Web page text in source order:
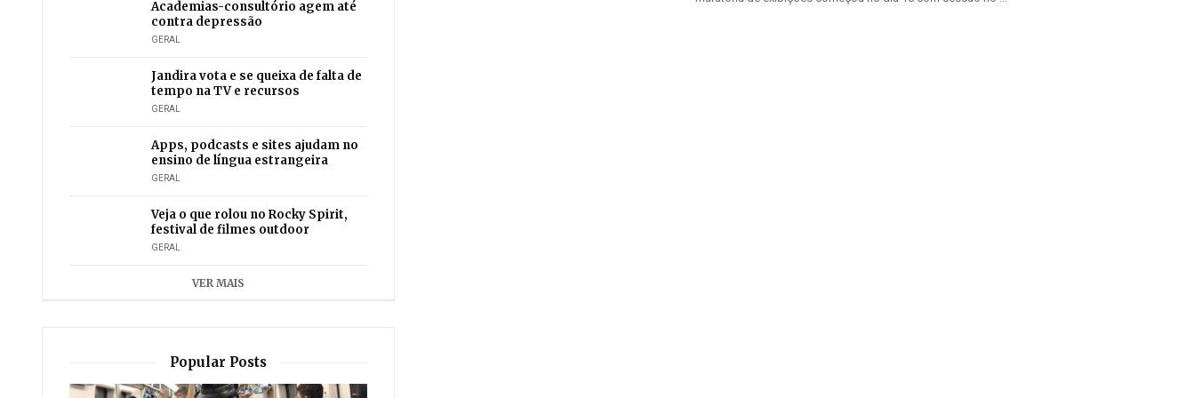
Academias-consultório agem até
contra depressão
GERAL
Jandira vota e se queixa de falta de
tempo na TV e recursos
GERAL
Apps, podcasts e sites ajudam no
ensino de língua estrangeira
GERAL
Veja o que rolou no Rocky Spirit,
festival de filmes outdoor
GERAL
VER MAIS
Popular Posts